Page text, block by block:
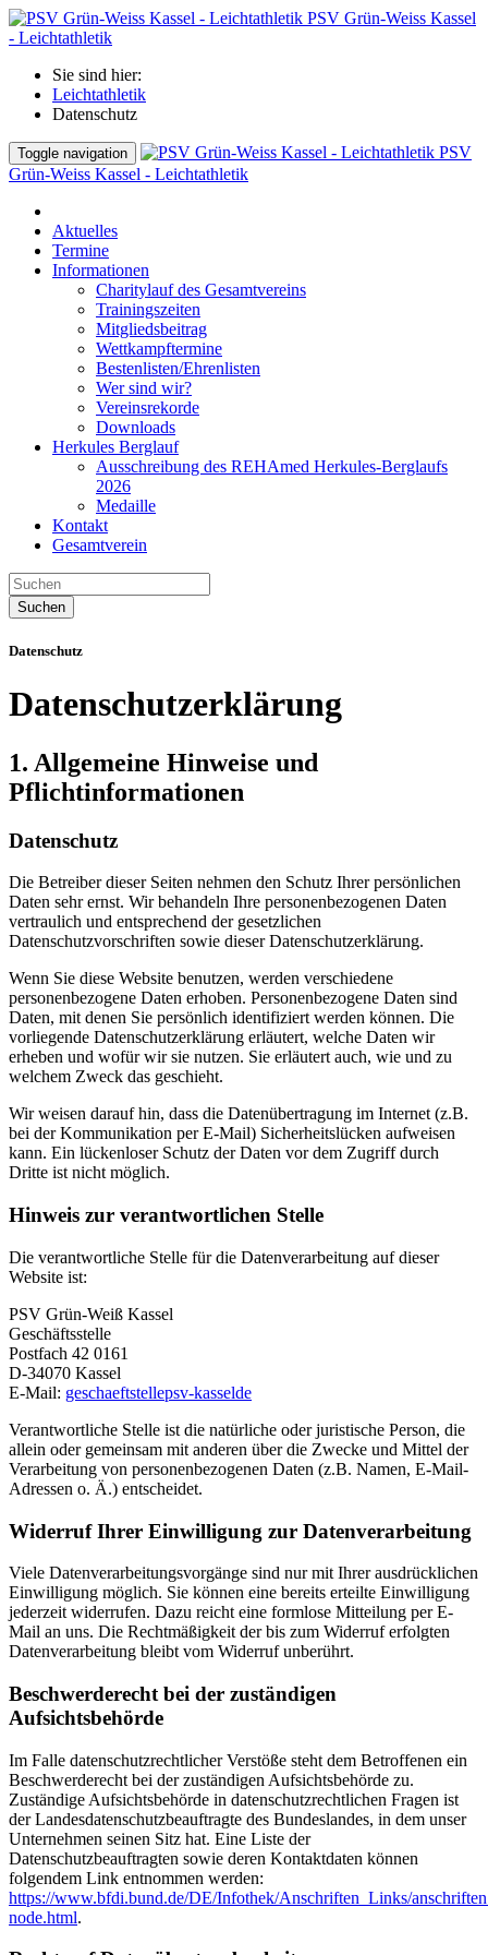
PSV Grün-Weiss Kassel
- Leichtathletik
Sie sind hier:
Leichtathletik
Datenschutz
Toggle navigation
PSV
Grün-Weiss Kassel - Leichtathletik
Aktuelles
Termine
Informationen
Charitylauf des Gesamtvereins
Trainingszeiten
Mitgliedsbeitrag
Wettkampftermine
Bestenlisten/Ehrenlisten
Wer sind wir?
Vereinsrekorde
Downloads
Herkules Berglauf
Ausschreibung des REHAmed Herkules-Berglaufs
2026
Medaille
Kontakt
Gesamtverein
Suchen
Datenschutz
Datenschutzerklärung
1. Allgemeine Hinweise und
Pflichtinformationen
Datenschutz
Die Betreiber dieser Seiten nehmen den Schutz Ihrer persönlichen
Daten sehr ernst. Wir behandeln Ihre personenbezogenen Daten
vertraulich und entsprechend der gesetzlichen
Datenschutzvorschriften sowie dieser Datenschutzerklärung.
Wenn Sie diese Website benutzen, werden verschiedene
personenbezogene Daten erhoben. Personenbezogene Daten sind
Daten, mit denen Sie persönlich identifiziert werden können. Die
vorliegende Datenschutzerklärung erläutert, welche Daten wir
erheben und wofür wir sie nutzen. Sie erläutert auch, wie und zu
welchem Zweck das geschieht.
Wir weisen darauf hin, dass die Datenübertragung im Internet (z.B.
bei der Kommunikation per E-Mail) Sicherheitslücken aufweisen
kann. Ein lückenloser Schutz der Daten vor dem Zugriff durch
Dritte ist nicht möglich.
Hinweis zur verantwortlichen Stelle
Die verantwortliche Stelle für die Datenverarbeitung auf dieser
Website ist:
PSV Grün-Weiß Kassel
Geschäftsstelle
Postfach 42 0161
D-34070 Kassel
E-Mail: geschaeftstellepsv-kasselde
Verantwortliche Stelle ist die natürliche oder juristische Person, die
allein oder gemeinsam mit anderen über die Zwecke und Mittel der
Verarbeitung von personenbezogenen Daten (z.B. Namen, E-Mail-
Adressen o. Ä.) entscheidet.
Widerruf Ihrer Einwilligung zur Datenverarbeitung
Viele Datenverarbeitungsvorgänge sind nur mit Ihrer ausdrücklichen
Einwilligung möglich. Sie können eine bereits erteilte Einwilligung
jederzeit widerrufen. Dazu reicht eine formlose Mitteilung per E-
Mail an uns. Die Rechtmäßigkeit der bis zum Widerruf erfolgten
Datenverarbeitung bleibt vom Widerruf unberührt.
Beschwerderecht bei der zuständigen
Aufsichtsbehörde
Im Falle datenschutzrechtlicher Verstöße steht dem Betroffenen ein
Beschwerderecht bei der zuständigen Aufsichtsbehörde zu.
Zuständige Aufsichtsbehörde in datenschutzrechtlichen Fragen ist
der Landesdatenschutzbeauftragte des Bundeslandes, in dem unser
Unternehmen seinen Sitz hat. Eine Liste der
Datenschutzbeauftragten sowie deren Kontaktdaten können
folgendem Link entnommen werden:
https://www.bfdi.bund.de/DE/Infothek/Anschriften_Links/
node.html.